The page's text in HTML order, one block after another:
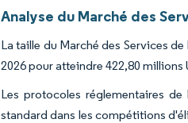
Analyse du Marché des
La taille du Marché des Services
2026 pour atteindre 422,80 millions
Les protocoles réglementaires
standard dans les compétitions